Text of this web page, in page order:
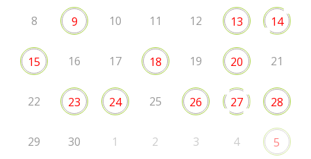
8 9 10 11 12 13 14
15 16 17 18 19 20 21
22 23 24 25 26 27 28
29 30 1 2 3 4 5